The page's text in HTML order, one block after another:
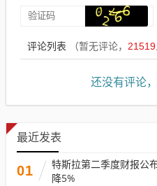
评论列表 （暂无评论， 21519
还没有评论
最近发表
01
特斯拉第二季度财报公
降5%